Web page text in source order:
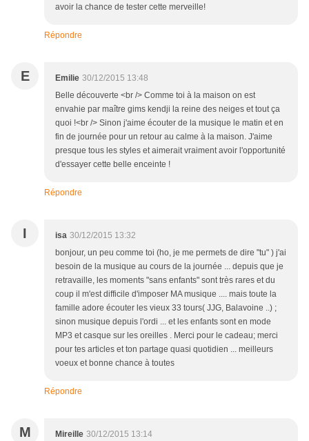
avoir la chance de tester cette merveille!
Répondre
E Emilie 30/12/2015 13:48
Belle découverte <br /> Comme toi à la maison on est
envahie par maître gims kendji la reine des neiges et tout ça
quoi !<br /> Sinon j'aime écouter de la musique le matin et en
fin de journée pour un retour au calme à la maison. J'aime
presque tous les styles et aimerait vraiment avoir l'opportunité
d'essayer cette belle enceinte !
Répondre
I isa 30/12/2015 13:32
bonjour, un peu comme toi (ho, je me permets de dire "tu" ) j'ai
besoin de la musique au cours de la journée ... depuis que je
retravaille, les moments "sans enfants" sont très rares et du
coup il m'est difficile d'imposer MA musique .... mais toute la
famille adore écouter les vieux 33 tours( JJG, Balavoine ..) ;
sinon musique depuis l'ordi ... et les enfants sont en mode
MP3 et casque sur les oreilles . Merci pour le cadeau; merci
pour tes articles et ton partage quasi quotidien ... meilleurs
voeux et bonne chance à toutes
Répondre
M Mireille 30/12/2015 13:14